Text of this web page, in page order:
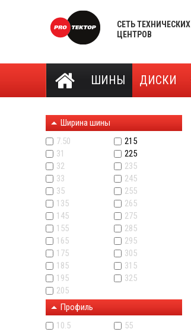
СЕТЬ ТЕХНИЧЕСКИХ
ЦЕНТРОВ
ШИНЫ ДИСКИ
Ширина шины
7.50
31
32
33
35
135
145
155
165
175
185
195
205
215
225
235
245
255
265
275
285
295
305
315
325
Профиль
10.5
55